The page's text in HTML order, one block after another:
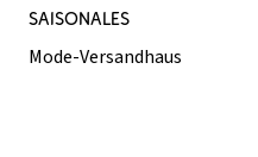
SAISONALES
Mode-Versandhaus